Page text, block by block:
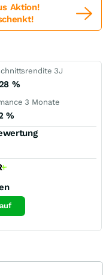
Aktion!
3J
%
3 Monate
%